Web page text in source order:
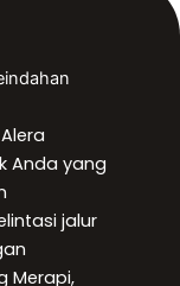
Anda yang
jalur
Merapi,